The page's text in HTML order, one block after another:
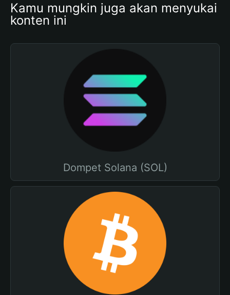
Kamu mungkin juga akan menyukai
konten ini
Dompet Solana (SOL)